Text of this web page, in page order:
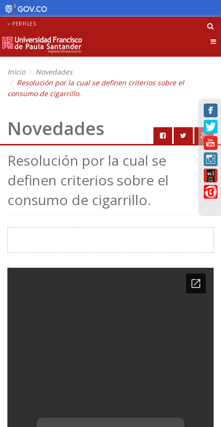
PERFILES
Inicio
Novedades
Resolución por la cual se definen criterios sobre el
consumo de cigarrillo.
Novedades
Resolución por la cual se
definen criterios sobre el
consumo de cigarrillo.